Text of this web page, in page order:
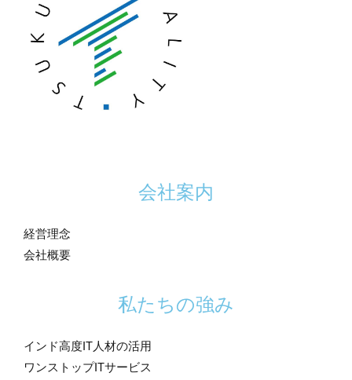
会社案内
経営理念
会社概要
私たちの強み
インド高度IT人材の活用
ワンストップITサービス